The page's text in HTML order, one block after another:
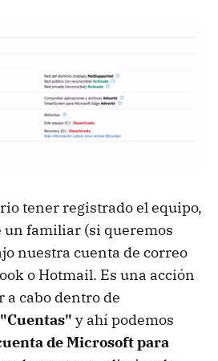
tener registrado el equipo,
un familiar (si queremos
nuestra cuenta de correo
o Hotmail. Es una acción
a cabo dentro de
y ahí podemos
de Microsoft para